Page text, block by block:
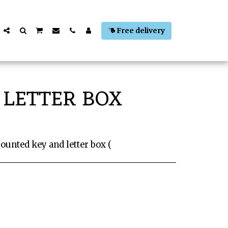
Free delivery
BOX
key and letter box (